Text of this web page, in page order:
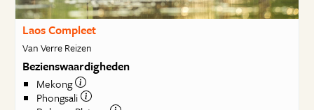
Laos Compleet
Van Verre Reizen
Bezienswaardigheden
Mekong
Phongsali